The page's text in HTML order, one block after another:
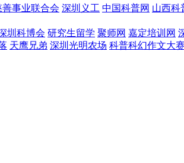
事业联合会 深圳义工 中国科普网 山西科
圳科博会 研究生留学 聚师网 嘉定培训网
天鹰兄弟 深圳光明农场 科普科幻作文大赛